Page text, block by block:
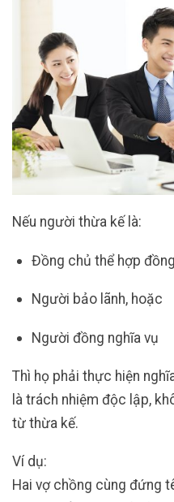
Nếu người thừa kế là:
Đồng chủ thể hợp
Người bảo lãnh, hoặc
Người đồng nghĩa vụ
Thì họ phải thực hiện
là trách nhiệm độc lập,
từ thừa kế.
Ví dụ:
Hai vợ chồng cùng đứng